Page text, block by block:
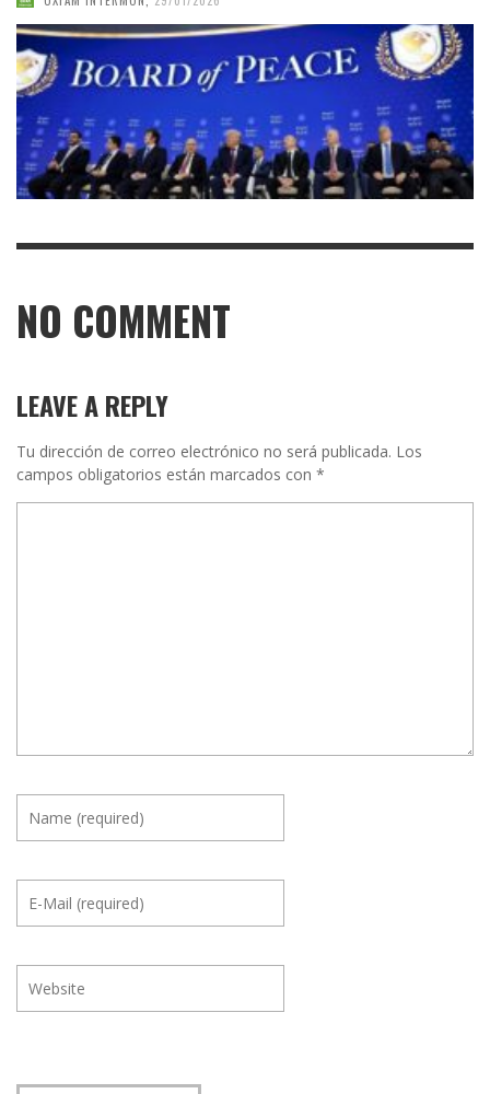
NO COMMENT
LEAVE A REPLY
Tu dirección de correo electrónico no será publicada. Los
campos obligatorios están marcados con *